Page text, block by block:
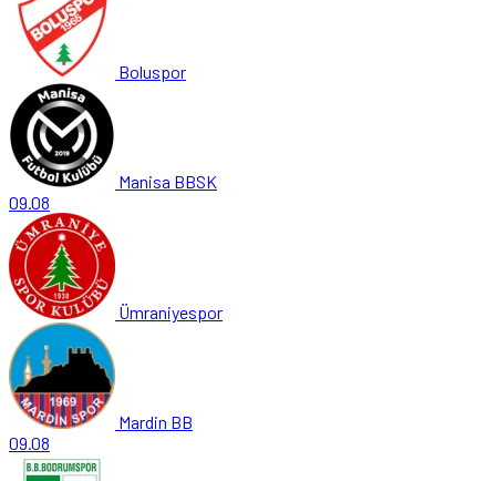
Boluspor
Manisa BBSK
09.08
Ümraniyespor
Mardin BB
09.08